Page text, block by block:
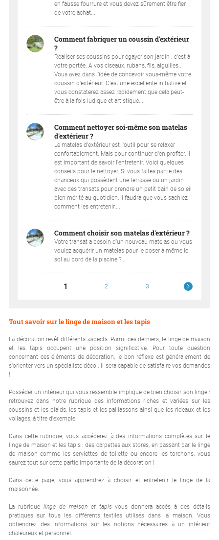
en fausse fourrure et vous devez sûrement être fier
de votre achat....
Comment fabriquer un coussin d'extérieur
?
Réaliser ses coussins pour égayer son jardin : c'est à
votre portée. A vos ciseaux, rubans, fils, aiguilles...
Vous avez dans l’idée de concevoir vous-même votre
coussin d’extérieur. C’est une excellente initiative et
vous constaterez assez rapidement que cela peut-
être à la fois ludique et artistique....
Comment nettoyer soi-même son matelas
d'extérieur ?
Le matelas d'extérieur est l'outil pour se relaxer
confortablement. Mais pour continuer d'en profiter, il
est important de savoir l'entretenir. Voici quelques
conseils pour le nettoyer. Si vous faites partie des
chanceux qui possèdent une terrasse ou un jardin
avec des transats pour prendre un petit bain de soleil
bien mérité au quotidien, il faudra que vous sachiez
comment les entretenir....
Comment choisir son matelas d'extérieur ?
Votre transat a besoin d’un nouveau matelas ou vous
voulez acquérir un matelas pour le poser à même le
sol au bord de la piscine ?...
1 2 3
Tout savoir sur le linge de maison et les tapis
La décoration revêt différents aspects. Parmi ces derniers, le linge de maison
et les tapis occupent une position significative. Pour toute question
concernant ces éléments de décoration, le bon réflexe est généralement de
s'orienter vers un spécialiste déco : il sera capable de satisfaire vos demandes
!
Posséder un intérieur qui vous ressemble implique de bien choisir son linge :
retrouvez dans notre rubrique des informations riches et variées sur les
coussins et les plaids, les tapis et les paillassons ainsi que les rideaux et les
voilages, à titre d'exemple.
Dans cette rubrique, vous accéderez à des informations complètes sur le
linge de maison et les tapis : des carpettes aux stores, en passant par le linge
de maison comme les serviettes de toilette ou encore les torchons, vous
saurez tout sur cette partie importante de la décoration !
Dans cette page, vous apprendrez à choisir et entretenir le linge de la
maisonnée.
La rubrique linge de maison et tapisvous donnera accès à des détails
pratiques sur tous les différents textiles utilisés dans la maison. Vous
obtiendrez des informations sur les notions nécessaires à un intérieur
chaleureux et personnel.